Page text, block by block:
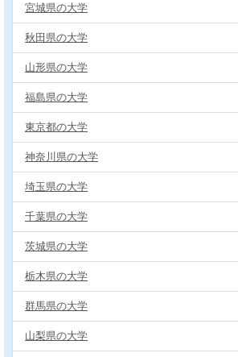
宮城県の大学
秋田県の大学
山形県の大学
福島県の大学
東京都の大学
神奈川県の大学
埼玉県の大学
千葉県の大学
茨城県の大学
栃木県の大学
群馬県の大学
山梨県の大学